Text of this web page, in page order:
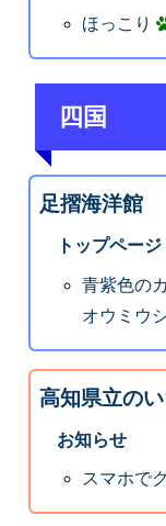
ほっこり
四国
足摺海洋館
トップペー
青紫色の
オウミウ
高知県立の
お知らせ
スマホで